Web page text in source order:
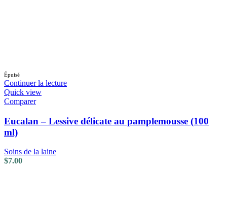
Épuisé
Continuer la lecture
Quick view
Comparer
Eucalan – Lessive délicate au pamplemousse (100
ml)
Soins de la laine
$7.00